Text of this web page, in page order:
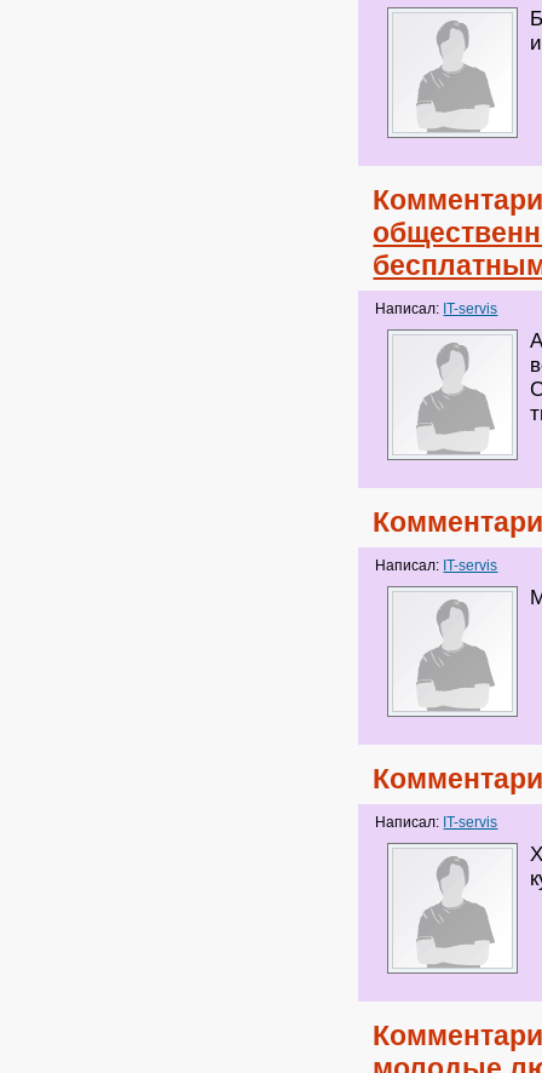
Написал: IT-servis
Написал: IT-servis
Написал: IT-servis